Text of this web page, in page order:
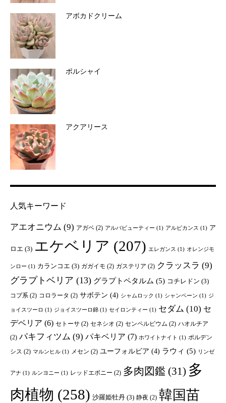
アボカドクリーム
ポルシャイ
アクアリース
人気キーワード
アエオニウム (9) アガベ (2) アルバビューティー (1) アルビカンス (1) ア
ロエ (3) エケベリア (207) エレガンス (1) オレンジモ
ンロー (1) カランコエ (3) ガガイモ (2) ガステリア (2) クラッスラ (9)
グラプトベリア (13) グラプトペタルム (5) コチレドン (3)
コブ系 (2) コロラータ (2) サボテン (4) シャムロック (1) シャンペーン (1) ジ
ョイスツーロ (1) ジョイスツーロ錦 (1) セイロンティー (1) セダム (10) セ
デベリア (6) セトーサ (2) セネシオ (2) センペルビウム (2) ハオルチア
(2) パキフィツム (9) パキベリア (7) ホワイトナイト (1) ポルデン
シス (2) マルンヒル (1) メセン (2) ユーフォルビア (4) ラウィ (5) リンゼ
アナ (1) ルンヨニー (1) レッドエボニー (2) 多肉図鑑 (31) 多
肉植物 (258) 沙羅姫牡丹 (3) 静夜 (2) 韓国苗